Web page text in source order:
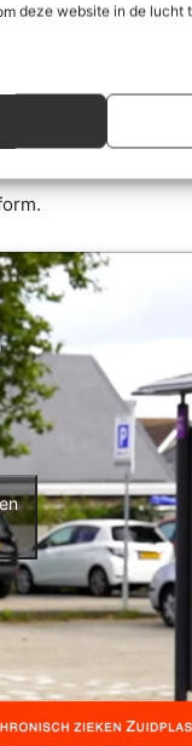
deze website in de lucht
achteraf nog
de trein reizen,
over te praten.